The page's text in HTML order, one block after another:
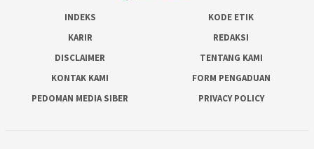
INDEKS
KODE ETIK
KARIR
REDAKSI
DISCLAIMER
TENTANG KAMI
KONTAK KAMI
FORM PENGADUAN
PEDOMAN MEDIA SIBER
PRIVACY POLICY